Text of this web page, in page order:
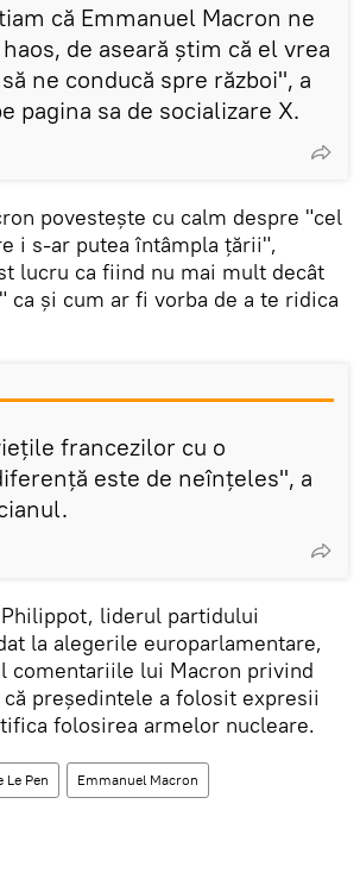
că Emmanuel Macron ne
de aseară știm că el vrea
ne conducă spre război", a
pagina sa de socializare X.
povestește cu calm despre "cel
i s-ar putea întâmpla țării",
lucru ca fiind nu mai mult decât
ca și cum ar fi vorba de a te ridica
francezilor cu o
este de neînțeles", a
liderul partidului
la alegerile europarlamentare,
comentariile lui Macron privind
că președintele a folosit expresii
folosirea armelor nucleare.
Le Pen Emmanuel Macron